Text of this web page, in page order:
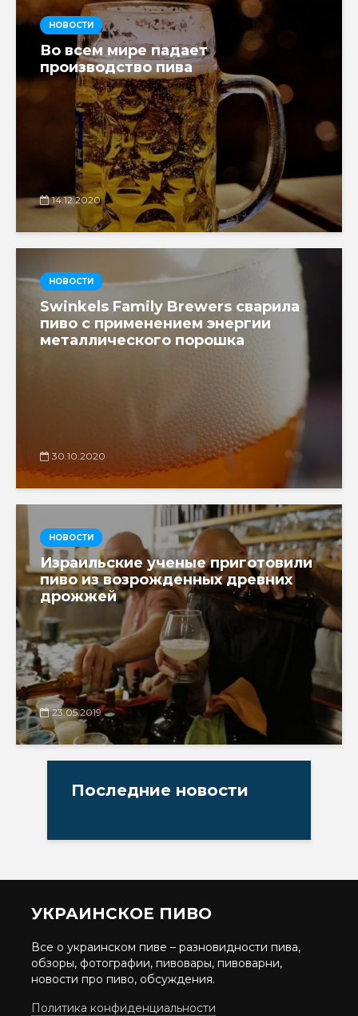
НОВОСТИ
Во всем мире падает
производство пива
14.12.2020
НОВОСТИ
Swinkels Family Brewers сварила
пиво с применением энергии
металлического порошка
30.10.2020
НОВОСТИ
Израильские ученые приготовили
пиво из возрожденных древних
дрожжей
23.05.2019
Последние новости
УКРАИНСКОЕ ПИВО
Все о украинском пиве – разновидности пива,
обзоры, фотографии, пивовары, пивоварни,
новости про пиво, обсуждения.
Политика конфиденциальности